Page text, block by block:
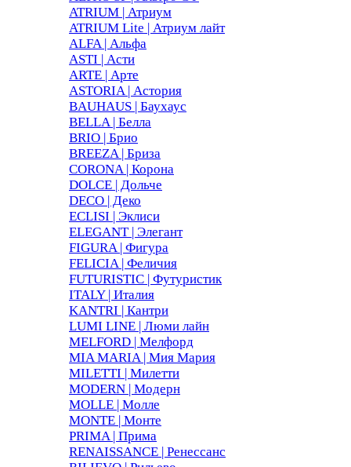
ATRIUM | Атриум
ATRIUM Lite | Атриум лайт
ALFA | Альфа
ASTI | Асти
ARTE | Арте
ASTORIA | Астория
BAUHAUS | Баухаус
BELLA | Белла
BRIO | Брио
BREEZA | Бриза
CORONA | Корона
DOLCE | Дольче
DECO | Деко
ECLISI | Эклиси
ELEGANT | Элегант
FIGURA | Фигура
FELICIA | Феличия
FUTURISTIC | Футуристик
ITALY | Италия
KANTRI | Кантри
LUMI LINE | Люми лайн
MELFORD | Мелфорд
MIA MARIA | Мия Мария
MILETTI | Милетти
MODERN | Модерн
MOLLE | Молле
MONTE | Монте
PRIMA | Прима
RENAISSANCE | Ренессанс